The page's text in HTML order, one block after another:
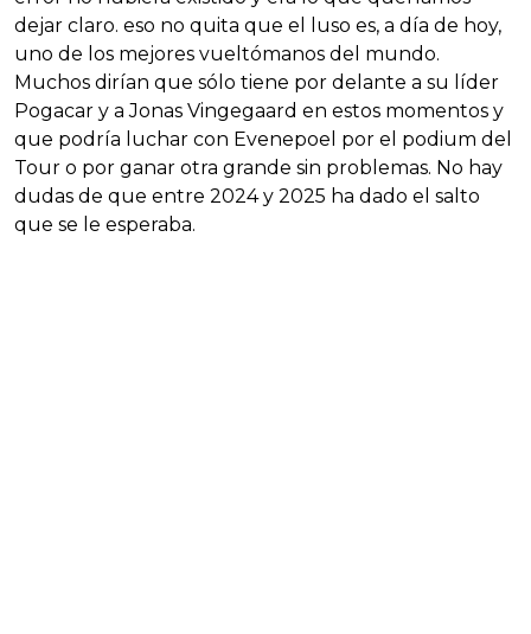
dejar claro. eso no quita que el luso es, a día de hoy,
uno de los mejores vueltómanos del mundo.
Muchos dirían que sólo tiene por delante a su líder
Pogacar y a Jonas Vingegaard en estos momentos y
que podría luchar con Evenepoel por el podium del
Tour o por ganar otra grande sin problemas. No hay
dudas de que entre 2024 y 2025 ha dado el salto
que se le esperaba.